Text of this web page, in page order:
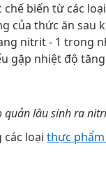
biến từ các
của thức ăn sau
nitrit - 1 trong
gặp nhiệt độ
quản lâu sinh ra
loại thực